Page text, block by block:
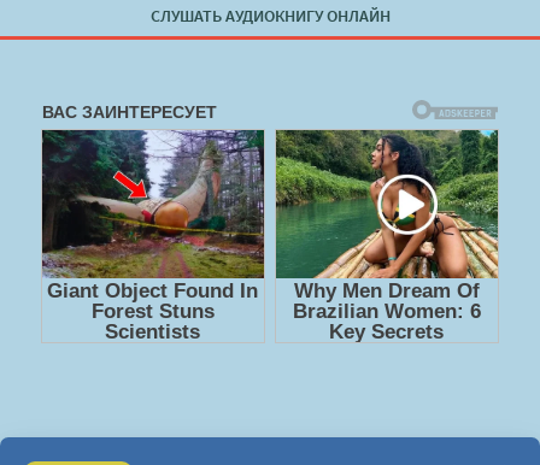
СЛУШАТЬ АУДИОКНИГУ ОНЛАЙН